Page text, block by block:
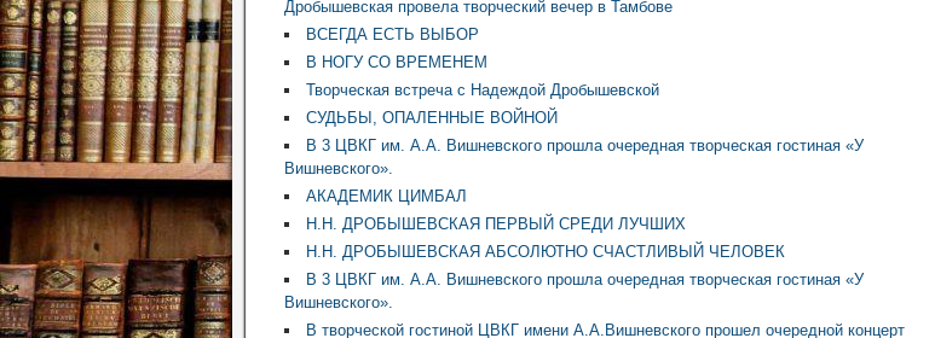
Дробышевская провела творческий вечер в Тамбове
ВСЕГДА ЕСТЬ ВЫБОР
В НОГУ СО ВРЕМЕНЕМ
Творческая встреча с Надеждой Дробышевской
СУДЬБЫ, ОПАЛЕННЫЕ ВОЙНОЙ
В 3 ЦВКГ им. А.А. Вишневского прошла очередная творческая гостиная «У
Вишневского».
АКАДЕМИК ЦИМБАЛ
Н.Н. ДРОБЫШЕВСКАЯ ПЕРВЫЙ СРЕДИ ЛУЧШИХ
Н.Н. ДРОБЫШЕВСКАЯ АБСОЛЮТНО СЧАСТЛИВЫЙ ЧЕЛОВЕК
В 3 ЦВКГ им. А.А. Вишневского прошла очередная творческая гостиная «У
Вишневского».
В творческой гостиной ЦВКГ имени А.А.Вишневского прошел очередной концерт